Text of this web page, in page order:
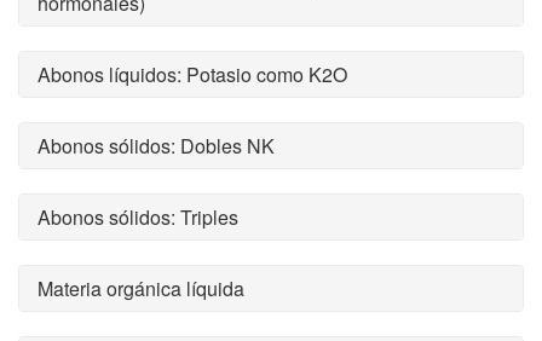
Abonos líquidos: Potasio como K2O
Abonos sólidos: Dobles NK
Abonos sólidos: Triples
Materia orgánica líquida